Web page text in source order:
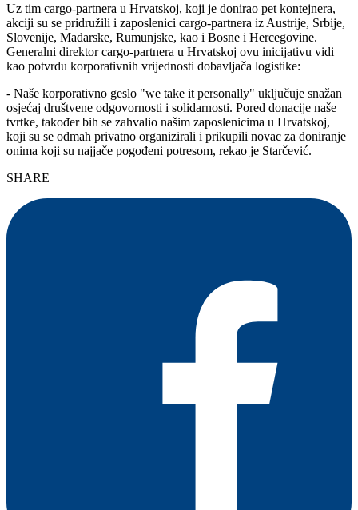
Uz tim cargo-partnera u Hrvatskoj, koji je donirao pet kontejnera,
akciji su se pridružili i zaposlenici cargo-partnera iz Austrije, Srbije,
Slovenije, Mađarske, Rumunjske, kao i Bosne i Hercegovine.
Generalni direktor cargo-partnera u Hrvatskoj ovu inicijativu vidi
kao potvrdu korporativnih vrijednosti dobavljača logistike:
- Naše korporativno geslo "we take it personally" uključuje snažan
osjećaj društvene odgovornosti i solidarnosti. Pored donacije naše
tvrtke, također bih se zahvalio našim zaposlenicima u Hrvatskoj,
koji su se odmah privatno organizirali i prikupili novac za doniranje
onima koji su najjače pogođeni potresom, rekao je Starčević.
SHARE